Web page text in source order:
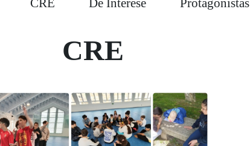
CRE De Interese Protagonistas
CRE